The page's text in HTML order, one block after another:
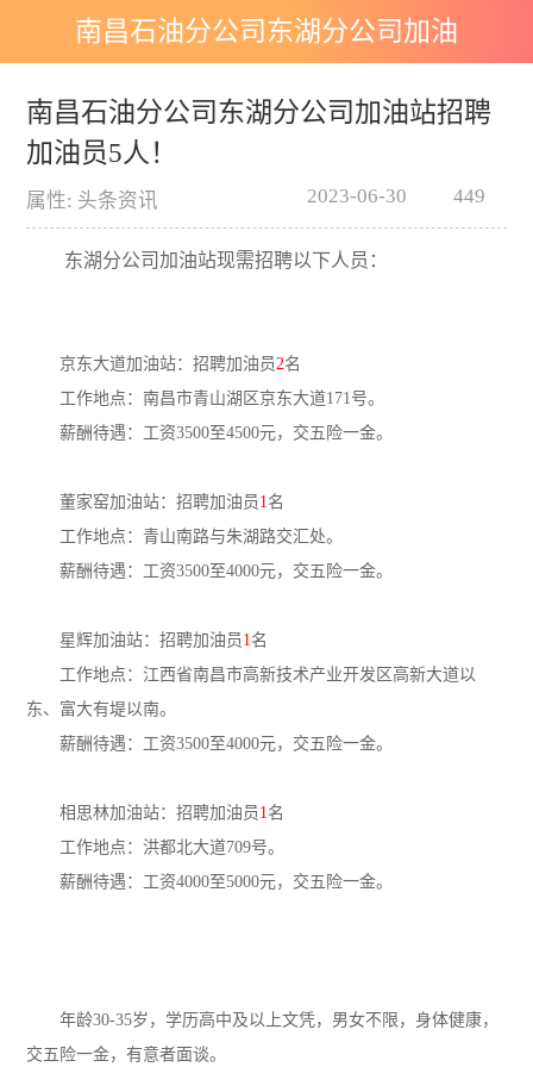
南昌石油分公司东湖分公司加油
站招聘加油员5人！
南昌石油分公司东湖分公司加油站招聘
加油员5人！
属性: 头条资讯 449
2023-06-30
东湖分公司加油站现需招聘以下人员：
京东大道加油站：招聘加油员 2名
工作地点：南昌市青山湖区京东大道171号。
薪酬待遇：工资3500至4500元，交五险一金。
董家窑加油站：招聘加油员 1 名
工作地点：青山南路与朱湖路交汇处。
薪酬待遇：工资3500至4000元，交五险一金。
星辉加油站：招聘加油员 1 名
工作地点：江西省南昌市高新技术产业开发区高新大道以
东、富大有堤以南。
薪酬待遇：工资3500至4000元，交五险一金。
相思林加油站：招聘加油员 1 名
工作地点：洪都北大道709号。
薪酬待遇：工资4000至5000元，交五险一金。
年龄30-35岁，学历高中及以上文凭，男女不限，身体健康，
交五险一金，有意者面谈。